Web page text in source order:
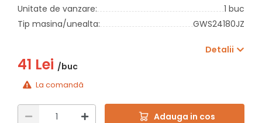
Unitate de vanzare:
1 buc
Tip masina/unealta:
GWS24180JZ
Detalii
41 Lei /buc
La comandă
Adauga in cos